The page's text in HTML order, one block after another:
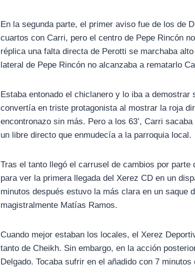
En la segunda parte, el primer aviso fue de los de
cuartos con Carri, pero el centro de Pepe Rincón
réplica una falta directa de Perotti se marchaba
lateral de Pepe Rincón no alcanzaba a rematarlo
Estaba entonado el chiclanero y lo iba a
convertía en triste protagonista al mostrar la roja
encontronazo sin más. Pero a los 63’, Carri
un libre directo que enmudecía a la parroquia local.
Tras el tanto llegó el carrusel de cambios por parte
para ver la primera llegada del Xerez CD en un
minutos después estuvo la más clara en un saque
magistralmente Matías Ramos.
Cuando mejor estaban los locales, el Xerez
tanto de Cheikh. Sin embargo, en la acción
Delgado. Tocaba sufrir en el añadido con 7 minutos